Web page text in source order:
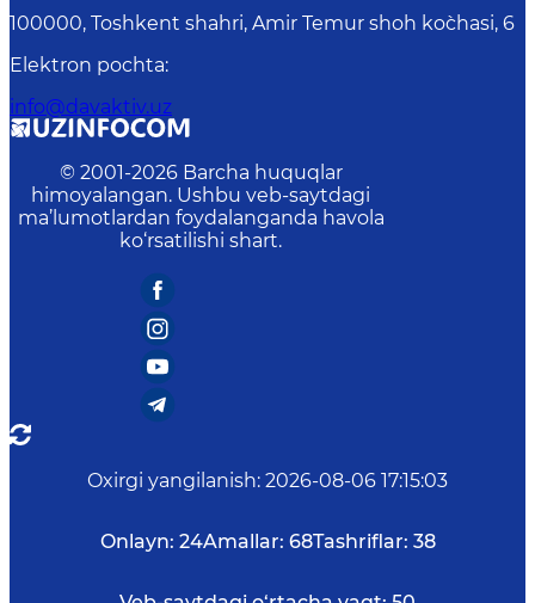
100000, Toshkent shahri, Amir Temur shoh ko`chasi, 6
Elektron pochta:
info@davaktiv.uz
© 2001-2026 Barcha huquqlar
himoyalangan. Ushbu veb-saytdagi
ma’lumotlardan foydalanganda havola
ko‘rsatilishi shart.
Oxirgi yangilanish: 2026-08-06 17:15:03
Onlayn: 24Amallar: 68Tashriflar: 38